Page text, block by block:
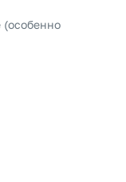
(особенно